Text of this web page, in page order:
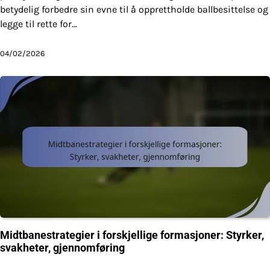
betydelig forbedre sin evne til å opprettholde ballbesittelse og
legge til rette for…
04/02/2026
Midtbanestrategier i forskjellige formasjoner: Styrker,
svakheter, gjennomføring